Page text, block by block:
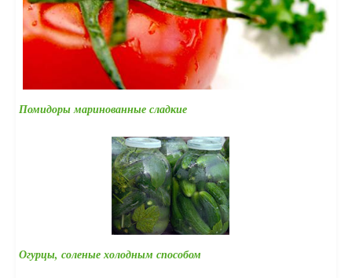
Помидоры маринованные сладкие
Огурцы, соленые холодным способом